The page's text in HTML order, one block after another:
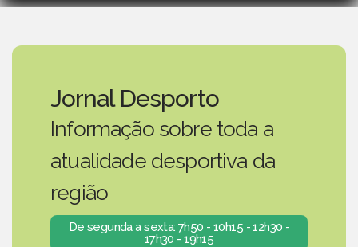
Jornal Desporto
Informação sobre toda a
atualidade desportiva da
região
De segunda a sexta: 7h50 - 10h15 - 12h30 -
17h30 - 19h15